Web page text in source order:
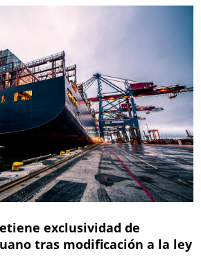
exclusividad de
tras modificación a la ley